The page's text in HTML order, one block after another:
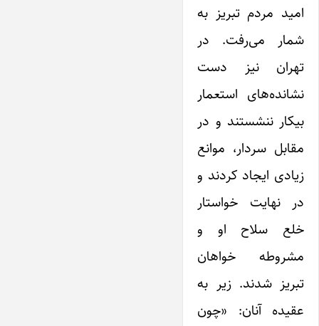
امید مردم تبریز به
شمار می‌رفت. در
تهران نیز دست
نشانده‌های استعمار
بیکار ننشستند و در
مقابل سردار، موانع
زیادی ایجاد کردند و
در نهایت خواستار
خلع سلاح او و
مشروطه خواهان
تبریز شدند. زیر به
عقیده آنان: «چون